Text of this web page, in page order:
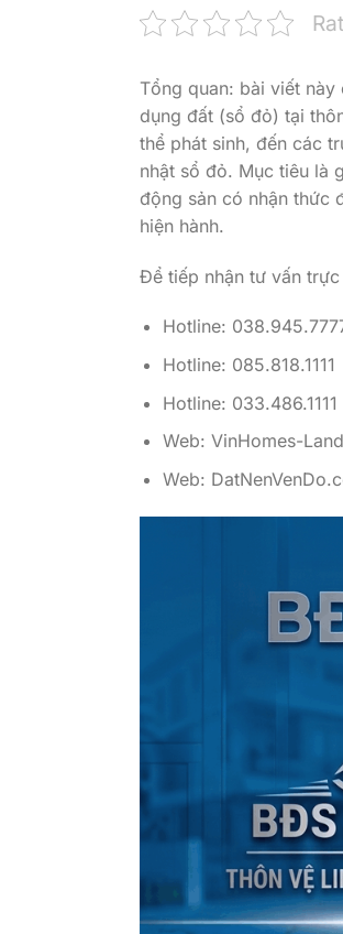
Tổng quan: bài viết
dụng đất (sổ đỏ) tại
thể phát sinh, đến các
nhật sổ đỏ. Mục tiêu là
động sản có nhận thức
hiện hành.
Để tiếp nhận tư vấn
Hotline:
Hotline: 085.818.1111
Hotline: 033.486.1111
Web: VinHomes-
Web: